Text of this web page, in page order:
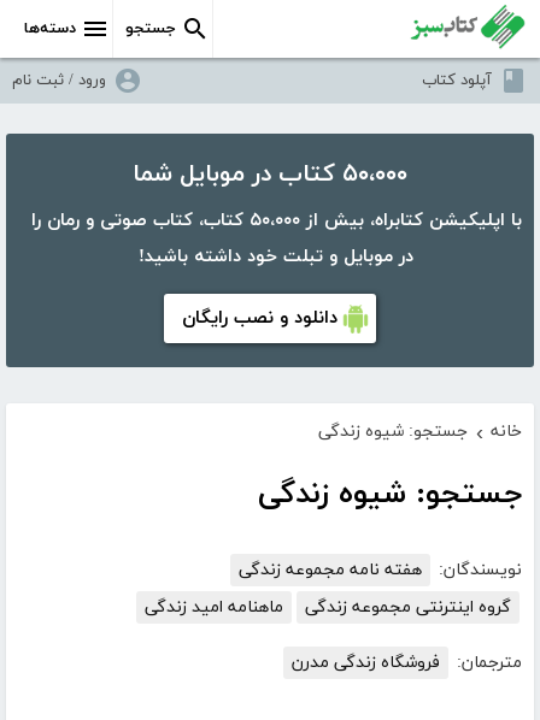
دسته‌ها جستجو
آپلود کتاب ورود / ثبت نام
۵۰،۰۰۰ کتاب در موبایل شما
با اپلیکیشن کتابراه، بیش از ۵۰،۰۰۰ کتاب، کتاب صوتی و رمان را
در موبایل و تبلت خود داشته باشید!
دانلود و نصب رایگان
خانه › جستجو: شیوه زندگی
جستجو: شیوه زندگی
نویسندگان:
هفته نامه مجموعه زندگی
گروه اینترنتی مجموعه زندگی
ماهنامه امید زندگی
مترجمان: فروشگاه زندگی مدرن